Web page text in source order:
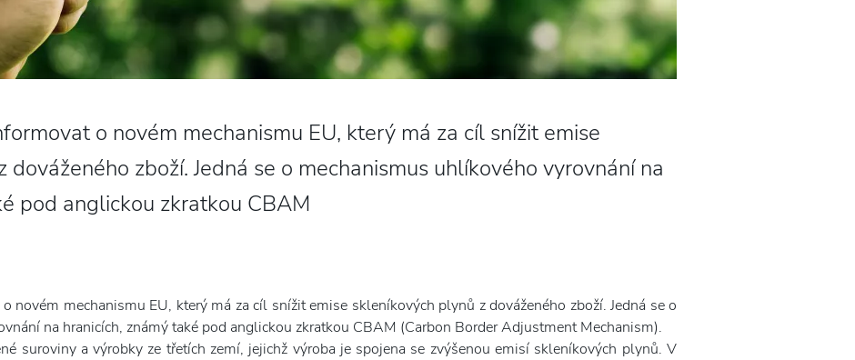
o novém mechanismu EU, který má za cíl snížit emise
zboží. Jedná se o mechanismus uhlíkového vyrovnání na
pod anglickou zkratkou CBAM
novém mechanismu EU, který má za cíl snížit emise skleníkových plynů z dováženého zboží. Jedná se o
na hranicích, známý také pod anglickou zkratkou CBAM (Carbon Border Adjustment Mechanism).
suroviny a výrobky ze třetích zemí, jejichž výroba je spojena se zvýšenou emisí skleníkových plynů. V